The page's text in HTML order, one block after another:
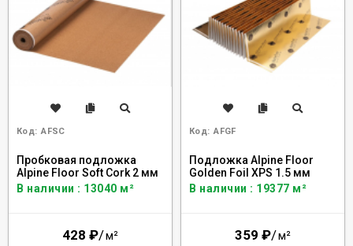
Код: AFSC
Пробковая подложка
Alpine Floor Soft Cork 2 мм
В наличии : 13040 м²
428 ₽/м²
Код: AFGF
Подложка Alpine Floor
Golden Foil XPS 1.5 мм
В наличии : 19377 м²
359 ₽/м²